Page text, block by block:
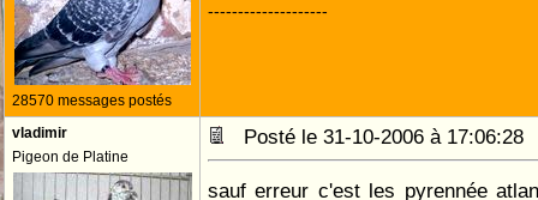
28570 messages postés
--------------------
vladimir
Pigeon de Platine
Posté le 31-10-2006 à
sauf erreur c'est les pyrennée